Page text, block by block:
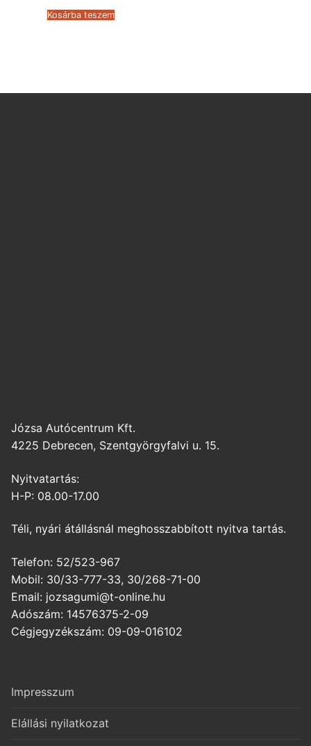
46.825 Ft.
Kosárba teszem
Józsa Autócentrum Kft.
4225 Debrecen, Szentgyörgyfalvi u. 15.
Nyitvatartás:
H-P: 08.00-17.00
Téli, nyári átállásnál meghosszabbított nyitva tartás.
Telefon: 52/523-967
Mobil: 30/33-777-33, 30/268-71-00
Email: jozsagumi@t-online.hu
Adószám: 14576375-2-09
Cégjegyzékszám: 09-09-016102
Impresszum
Elállási nyilatkozat